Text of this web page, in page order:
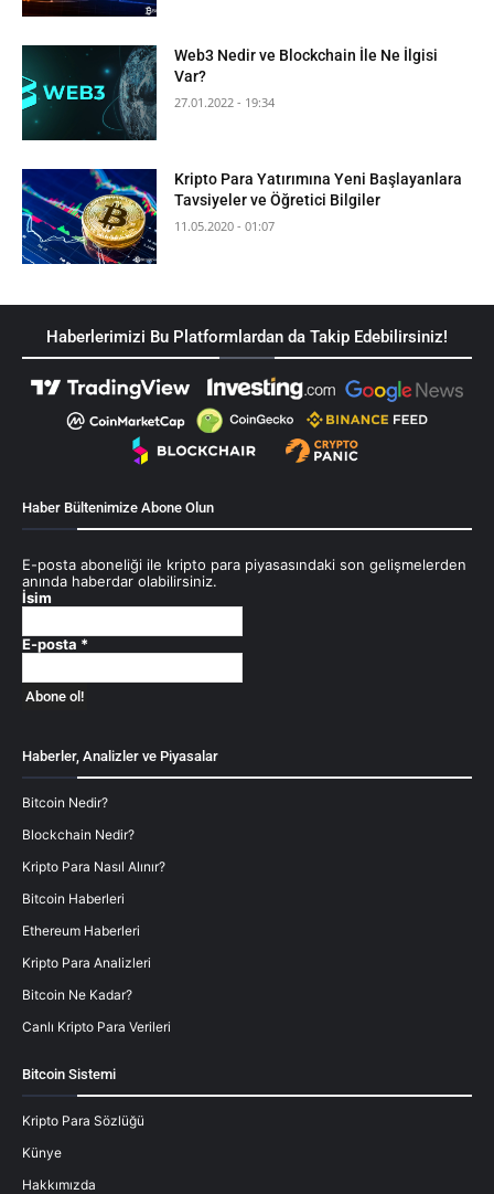
Web3 Nedir ve Blockchain İle Ne İlgisi
Var?
27.01.2022 - 19:34
Kripto Para Yatırımına Yeni Başlayanlara
Tavsiyeler ve Öğretici Bilgiler
11.05.2020 - 01:07
Haberlerimizi Bu Platformlardan da Takip Edebilirsiniz!
Haber Bültenimize Abone Olun
E-posta aboneliği ile kripto para piyasasındaki son gelişmelerden
anında haberdar olabilirsiniz.
İsim
E-posta *
Haberler, Analizler ve Piyasalar
Bitcoin Nedir?
Blockchain Nedir?
Kripto Para Nasıl Alınır?
Bitcoin Haberleri
Ethereum Haberleri
Kripto Para Analizleri
Bitcoin Ne Kadar?
Canlı Kripto Para Verileri
Bitcoin Sistemi
Kripto Para Sözlüğü
Künye
Hakkımızda